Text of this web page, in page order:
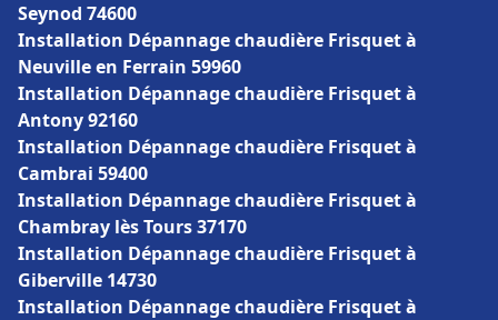
Seynod 74600
Installation Dépannage chaudière Frisquet à
Neuville en Ferrain 59960
Installation Dépannage chaudière Frisquet à
Antony 92160
Installation Dépannage chaudière Frisquet à
Cambrai 59400
Installation Dépannage chaudière Frisquet à
Chambray lès Tours 37170
Installation Dépannage chaudière Frisquet à
Giberville 14730
Installation Dépannage chaudière Frisquet à